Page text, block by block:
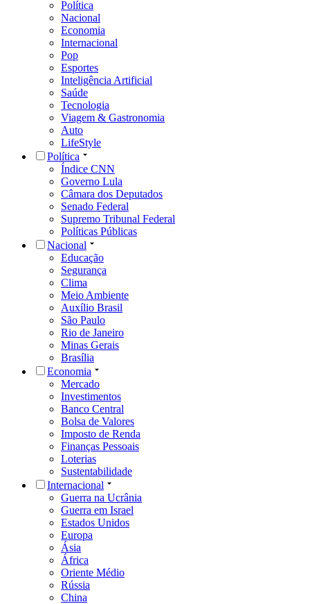
Política
Nacional
Economia
Internacional
Pop
Esportes
Inteligência Artificial
Saúde
Tecnologia
Viagem & Gastronomia
Auto
LifeStyle
Política
Índice CNN
Governo Lula
Câmara dos Deputados
Senado Federal
Supremo Tribunal Federal
Políticas Públicas
Nacional
Educação
Segurança
Clima
Meio Ambiente
Auxílio Brasil
São Paulo
Rio de Janeiro
Minas Gerais
Brasília
Economia
Mercado
Investimentos
Banco Central
Bolsa de Valores
Imposto de Renda
Finanças Pessoais
Loterias
Sustentabilidade
Internacional
Guerra na Ucrânia
Guerra em Israel
Estados Unidos
Europa
Ásia
África
Oriente Médio
Rússia
China